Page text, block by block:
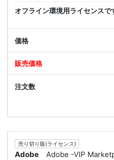
オフライン環境用ライセンスで
売り切り版(ライセンス)
Adobe
Adobe -VIP